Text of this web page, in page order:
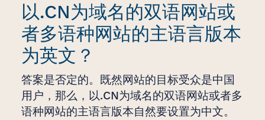
以.CN为域名的双语网站或
者多语种网站的主语言版本
为英文？
答案是否定的。既然网站的目标受众是中国
用户，那么，以.CN为域名的双语网站或者多
语种网站的主语言版本自然要设置为中文。